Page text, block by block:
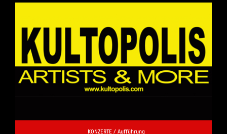
KONZERTE / Aufführung